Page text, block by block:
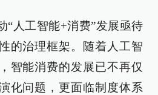
“人工智能+消费”发展亟待
的治理框架。随着人工智
智能消费的发展已不再仅
化问题，更面临制度体系